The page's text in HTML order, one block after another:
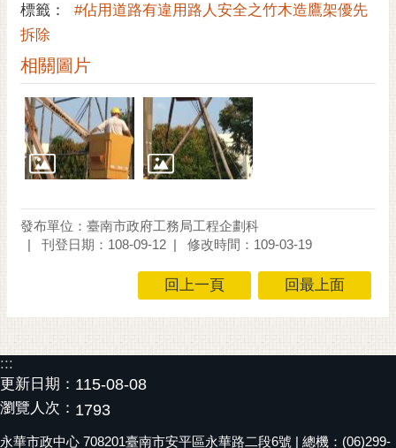
訂
RSS
訂
閱
電
子
報
市
民
English
日
語
隱
標籤：
#佔用道路有違用路人安全之竹木造鷹架優先
拆除
相關圖片
發布單位：臺南市政府工務局工程企劃科
刊登日期：108-09-12
修改時間：109-03-19
回上一頁 回最上面
:::
更新日期： 115-08-08
瀏覽人次： 1793
永華市政中心 708201臺南市安平區永華路二段6號 | 總機：(06)299-